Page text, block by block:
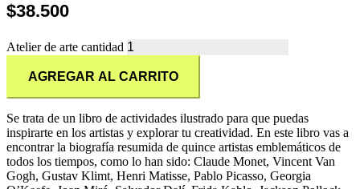
$38.500
Atelier de arte cantidad
AGREGAR AL CARRITO
Se trata de un libro de actividades ilustrado para que puedas
inspirarte en los artistas y explorar tu creatividad. En este libro vas a
encontrar la biografía resumida de quince artistas emblemáticos de
todos los tiempos, como lo han sido: Claude Monet, Vincent Van
Gogh, Gustav Klimt, Henri Matisse, Pablo Picasso, Georgia